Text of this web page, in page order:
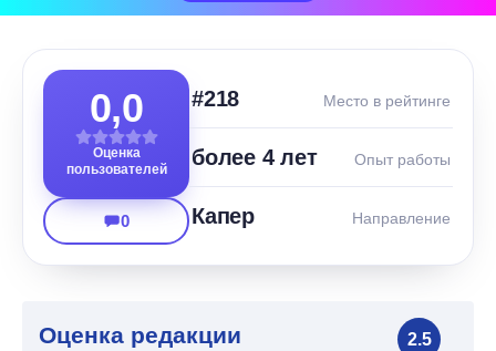
0,0
Оценка
пользователей
0
#218 Место в рейтинге
более 4 лет Опыт работы
Капер Направление
Оценка редакции 2.5